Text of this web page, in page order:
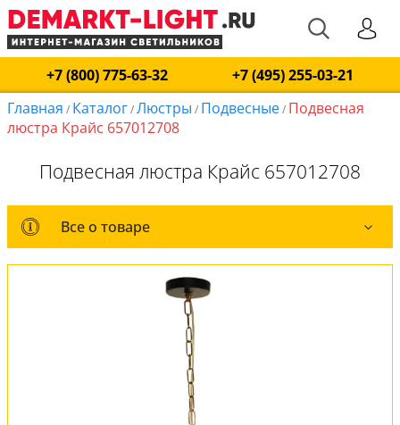
+7 (800) 775-63-32
+7 (495) 255-03-21
Главная / Каталог/Люстры / Подвесные/ Подвесная
люстра Крайс 657012708
Подвесная люстра Крайс 657012708
Все о товаре
Все о товаре
Комплект лампочек
Оплата и доставка